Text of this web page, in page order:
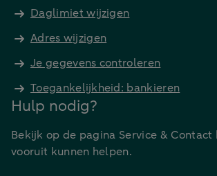
Daglimiet wijzigen
Adres wijzigen
Je gegevens controleren
Toegankelijkheid: bankieren
Hulp nodig?
Bekijk op de pagina Service & Contact
vooruit kunnen helpen.